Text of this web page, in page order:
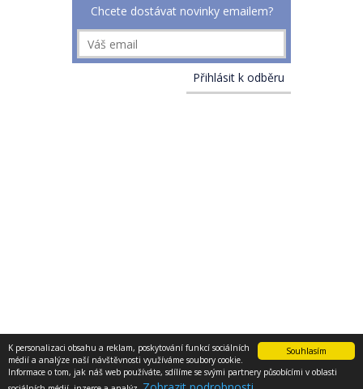
Souhlasím
K personalizaci obsahu a reklam, poskytování funkcí sociálních
médií a analýze naší návštěvnosti využíváme soubory cookie.
Informace o tom, jak náš web používáte, sdílíme se svými partnery působícími v oblasti
Chcete dostávat novinky emailem?
PODMÍNKY UŽITÍ STRÁNEK
O NÁS
© 2013 - 2017 E-konstruktér